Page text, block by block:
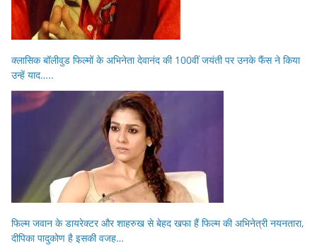
क्लासिक बॉलीवुड फिल्मों के अभिनेता देवानंद की 100वीं जयंती पर उनके फैंस ने किया
उन्हें याद…..
फिल्म जवान के डायरेक्टर और शाहरुख से बेहद खफा हैं फिल्म की अभिनेत्री नयनतारा,
दीपिका पादुकोण है इसकी वजह…